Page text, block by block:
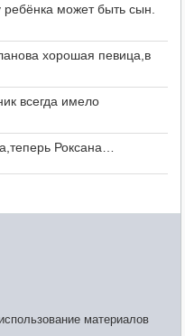
ребёнка может быть сын.
хорошая певица,в
всегда имело
Роксана…
материалов